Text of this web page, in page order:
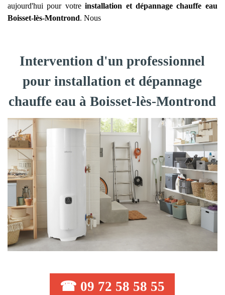
aujourd'hui pour votreinstallation et dépannage chauffe eau
Boisset-lès-Montrond. Nous
Intervention d'un professionnel
pour installation et dépannage
chauffe eau à Boisset-lès-Montrond
☎ 09 72 58 58 55